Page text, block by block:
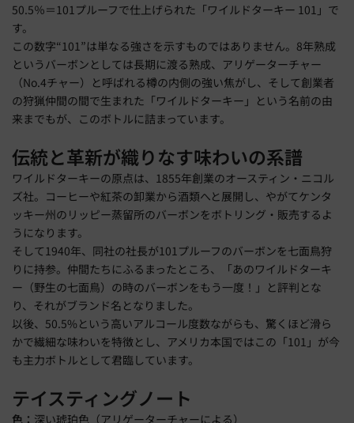
50.5％＝101プルーフで仕上げられた「ワイルドターキー 101」で
す。
この数字“101”は単なる強さを示すものではありません。8年熟成
というバーボンとしては長期に渡る熟成、アリゲーターチャー
（No.4チャー）と呼ばれる樽の内側の強い焦がし、そして創業者
の狩猟仲間の間で生まれた「ワイルドターキー」という名前の由
来までもが、このボトルに詰まっています。
伝統と革新が織りなす味わいの系譜
ワイルドターキーの原点は、1855年創業のオースティン・ニコル
ズ社。コーヒーや紅茶の卸業から酒類へと展開し、やがてケンタ
ッキー州のリッピー蒸留所のバーボンをボトリング・販売するよ
うになります。
そして1940年、同社の社長が101プルーフのバーボンを七面鳥狩
りに持参。仲間たちにふるまったところ、「あのワイルドターキ
ー（野生の七面鳥）の時のバーボンをもう一度！」と評判とな
り、それがブランド名となりました。
以後、50.5%という高いアルコール度数ながらも、驚くほど滑ら
かで繊細な味わいを特徴とし、アメリカ本国ではこの「101」が今
も主力ボトルとして君臨しています。
テイスティングノート
色： 深い琥珀色（アリゲーターチャーによる）